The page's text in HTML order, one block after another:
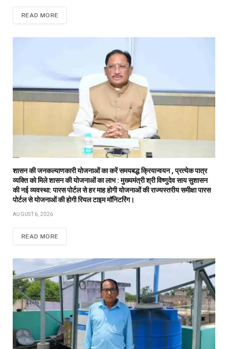
READ MORE
शासन की जनकल्याणकारी योजनाओं का करें समयबद्ध क्रियान्वयन , प्रत्येक पात्र
व्यक्ति को मिले शासन की योजनाओं का लाभ : मुख्यमंत्री श्री विष्णुदेव साय सुशासन
की नई व्यवस्था: पारस पोर्टल से हर माह होगी योजनाओं की राज्यस्तरीय समीक्षा पारस
पोर्टल से योजनाओं की होगी रियल टाइम मॉनिटरिंग।
AUGUST 6, 2026
READ MORE